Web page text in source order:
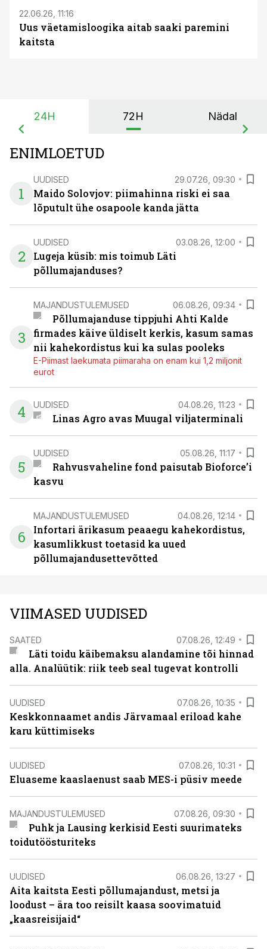
22.06.26, 11:16
Uus väetamisloogika aitab saaki paremini
kaitsta
24H 72H Nädal
ENIMLOETUD
1
UUDISED 29.07.26, 09:30
Maido Solovjov: piimahinna riski ei saa
lõputult ühe osapoole kanda jätta
2
UUDISED 03.08.26, 12:00
Lugeja küsib: mis toimub Läti
põllumajanduses?
3
MAJANDUSTULEMUSED 06.08.26, 09:34
Põllumajanduse tippjuhi Ahti Kalde
firmades käive üldiselt kerkis, kasum samas
nii kahekordistus kui ka sulas pooleks
E-Piimast laekumata piimaraha on enam kui 1,2 miljonit
eurot
4 UUDISED 04.08.26, 11:23
Linas Agro avas Muugal viljaterminali
5
UUDISED 05.08.26, 11:17
Rahvusvaheline fond paisutab Bioforce’i
kasvu
6
MAJANDUSTULEMUSED 04.08.26, 12:14
Infortari ärikasum peaaegu kahekordistus,
kasumlikkust toetasid ka uued
põllumajandusettevõtted
VIIMASED UUDISED
SAATED 07.08.26, 12:49
Läti toidu käibemaksu alandamine tõi hinnad
alla. Analüütik: riik teeb seal tugevat kontrolli
UUDISED 07.08.26, 10:35
Keskkonnaamet andis Järvamaal eriload kahe
karu küttimiseks
UUDISED 07.08.26, 10:31
Eluaseme kaaslaenust saab MES-i püsiv meede
MAJANDUSTULEMUSED 07.08.26, 09:30
Puhk ja Lausing kerkisid Eesti suurimateks
toidutöösturiteks
UUDISED 06.08.26, 13:27
Aita kaitsta Eesti põllumajandust, metsi ja
loodust – ära too reisilt kaasa soovimatuid
„kaasreisijaid“